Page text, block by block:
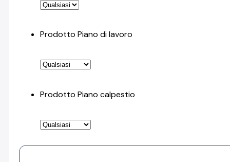
Prodotto Piano di lavoro
Prodotto Piano calpestio